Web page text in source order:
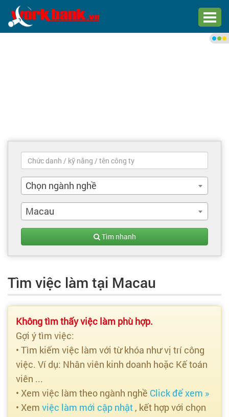
Việc làm mới nhất
Tìm việc làm
Tạo hồ sơ
Cẩm nang việc làm
Bạn cần tuyển người
Nhà tuyển dụng
Chọn ngành nghề
Macau
Tìm nhanh
Tìm việc làm tại Macau
Không tìm thấy việc làm phù hợp.
Gợi ý tìm việc:
• Tìm kiếm việc làm với từ khóa như vị trí công
việc. Ví dụ: Nhân viên kinh doanh hoặc Kế toán
viên ...
• Xem việc làm theo ngành nghề Click để xem »
• Xem việc làm mới cập nhật , kết hợp với chọn